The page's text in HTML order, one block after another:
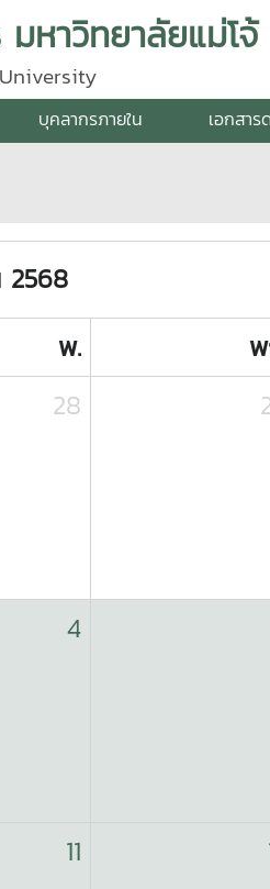
มหาวิทยาลัยแม่โจ้
บุคลากรภายใน เอกสาร
2568
พ.
28
4
11